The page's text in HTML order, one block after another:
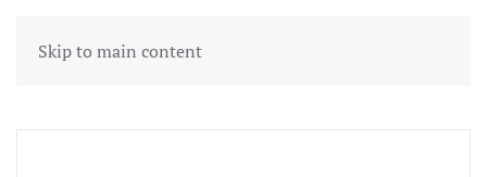
Skip to main content
Tag:Plumes ou fleurs